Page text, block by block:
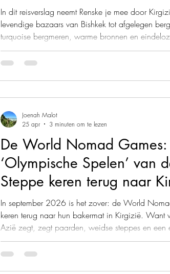
In dit reisverslag neemt Renske je mee door
levendige bazaars van Bishkek tot afgelegen
turquoise bergmeren, warme bronnen en
vol paarden en yurtkampen. Wat krijg je als je 8 dagen door
ongerepte berglandschappen trekt, slaapt onder
gastvrije Kirgizische cultuur? Een avontuur dat je
vergeet.
De World Nomad
‘Olympische Spelen’ van
Steppe keren terug naar
In september 2026 is het zover: de World
keren terug naar hun bakermat in Kirgizië. Want
Azië zegt, zegt paarden, weidse steppes en een
nomadencultuur. Maar nergens komt dit erfgoed
spectaculair tot leven als tijdens de World
Joenah Malot
25 apr
3 minuten om te lezen